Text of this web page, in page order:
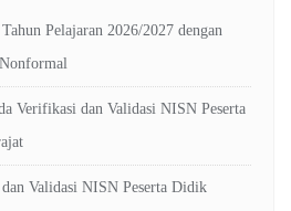
Pelajaran 2026/2027 dengan
Verifikasi dan Validasi NISN Peserta
Validasi NISN Peserta Didik